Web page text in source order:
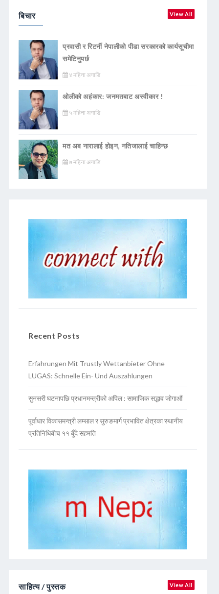
बिचार View All
प्रवासी र रिटर्नी नेपालीको पीडा सरकारको कार्यसूचीमा
समेटिनुपर्छ
४ महिना अगाडि
ओलीको अहंकार: जनमतबाट अस्वीकार !
५ महिना अगाडि
मत अब नारालाई होइन, नतिजालाई चाहिन्छ
७ महिना अगाडि
Recent Posts
Erfahrungen Mit Trustly Wettanbieter Ohne
LUGAS: Schnelle Ein- Und Auszahlungen
सुनसरी घटनापछि प्रधानमन्त्रीको अपिल : सामाजिक सद्भाव जोगाऔं
पूर्वाधार विकासमन्त्री लम्साल र सुरुङमार्ग प्रभावित क्षेत्रका स्थानीय
प्रतिनिधिबीच ११ बुँदे सहमति
साहित्य / पुस्तक View All